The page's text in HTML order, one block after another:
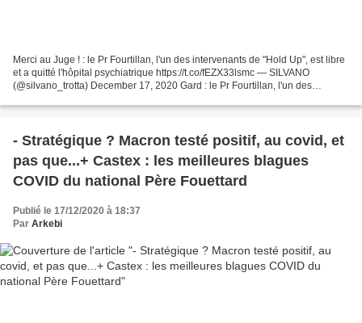
Merci au Juge ! : le Pr Fourtillan, l'un des intervenants de "Hold Up", est libre
et a quitté l'hôpital psychiatrique https://t.co/fEZX33lsmc — SILVANO
(@silvano_trotta) December 17, 2020 Gard : le Pr Fourtillan, l'un des
- Stratégique ? Macron testé positif, au covid, et
pas que...+ Castex : les meilleures blagues
COVID du national Père Fouettard
Publié le 17/12/2020 à 18:37
Par Arkebi